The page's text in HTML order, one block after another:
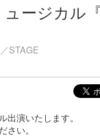
ージカル
STAGE
出演いたします。
さい。